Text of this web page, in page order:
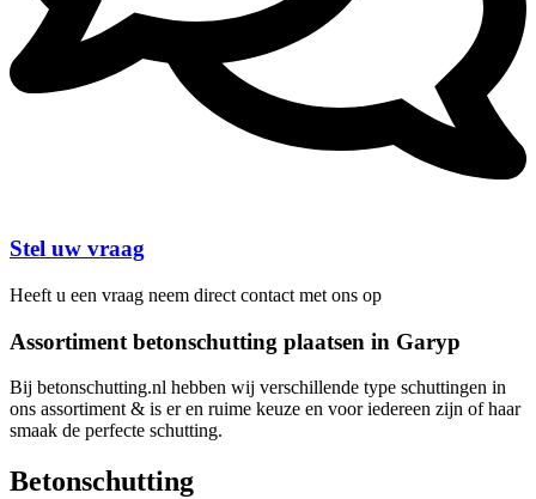
Stel uw vraag
Heeft u een vraag neem direct contact met ons op
Assortiment betonschutting plaatsen in Garyp
Bij betonschutting.nl hebben wij verschillende type schuttingen in
ons assortiment & is er en ruime keuze en voor iedereen zijn of haar
smaak de perfecte schutting.
Betonschutting